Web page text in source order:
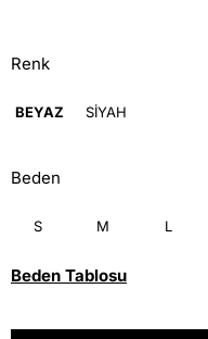
Renk
BEYAZ SİYAH
Beden
S M L
Beden Tablosu